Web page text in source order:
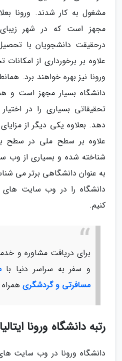
مشغول به کار شدند. ورونا
مجهز است که در شهر
درحقیقت دانشجویان با تحصیل
علاوه بر برخورداری از
ورونا نیز بهره خواهند برد.
دانشگاه بسیار مجهز است و
تحقیقاتی بسیاری را در
دهد. بعلاوه یکی دیگر از
علاوه بر سطح ملی در سطح
شناخته شده و بسیاری از وب
به عنوان دانشگاهی برتر می
دانشگاه را در وب سایت های
کنیم.
برای دریافت مشاوره و
و سفر به سراسر دنیا با
مسافرتی و گردشگری
رتبه دانشگاه ورونا ایتالیا
دانشگاه ورونا در وب سایت